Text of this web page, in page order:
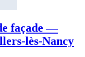
façade —
lès-Nancy